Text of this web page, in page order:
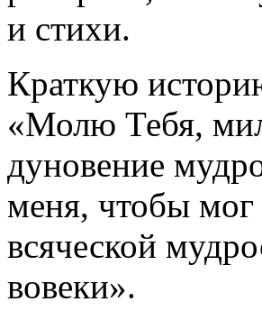
и стихи.
Краткую
«Молю Тебя,
дуновение
меня, чтобы мог
всяческой
вовеки».